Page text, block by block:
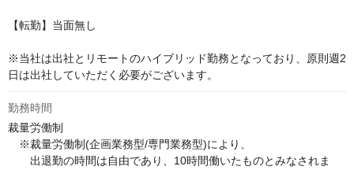
【転勤】当面無し
※当社は出社とリモートのハイブリッド勤務となっており、原則週2
日は出社していただく必要がございます。
勤務時間
裁量労働制
※裁量労働制(企画業務型/専門業務型)により、
出退勤の時間は自由であり、10時間働いたものとみなされま